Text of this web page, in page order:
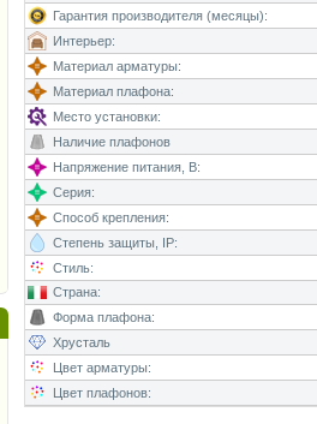
Гарантия производителя (месяцы):
Интерьер:
Материал арматуры:
Материал плафона:
Место установки:
Наличие плафонов
Напряжение питания, В:
Серия:
Способ крепления:
Степень защиты, IP:
Стиль:
Страна:
Форма плафона:
Хрусталь
Цвет арматуры:
Цвет плафонов: